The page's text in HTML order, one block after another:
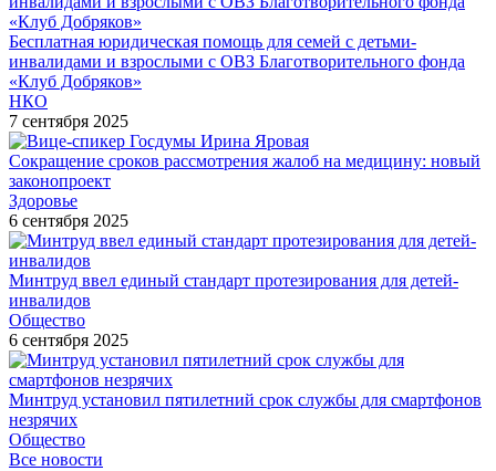
Бесплатная юридическая помощь для семей с детьми-
инвалидами и взрослыми с ОВЗ Благотворительного фонда
«Клуб Добряков»
НКО
7 сентября 2025
Сокращение сроков рассмотрения жалоб на медицину: новый
законопроект
Здоровье
6 сентября 2025
Минтруд ввел единый стандарт протезирования для детей-
инвалидов
Общество
6 сентября 2025
Минтруд установил пятилетний срок службы для смартфонов
незрячих
Общество
Все новости